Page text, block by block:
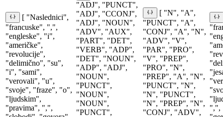
[ "Naslednici",
"francuske", ",",
"engleske", "i",
"američke",
"revolucije",
"delimično", "su",
"i", "sami",
"verovali", "u",
"svoje", "fraze", "o",
"ljudskim",
"pravima", ",",
"ADJ", "PUNCT",
"ADJ", "CCONJ",
"ADJ", "NOUN",
"ADV", "AUX",
"PART", "DET",
"VERB", "ADP",
"DET", "NOUN",
"ADP", "ADJ",
"NOUN",
"PUNCT",
"NOUN",
"NOUN",
"PUNCT",
[ "N", "A",
"PUNCT", "A",
"CONJ", "A", "N",
"ADV", "V",
"PAR", "PRO",
"V", "PREP",
"PRO", "N",
"PREP", "A", "N",
"PUNCT", "N",
"N", "PUNCT",
"N", "PREP", "N",
"CONJ", "ADV",
",",